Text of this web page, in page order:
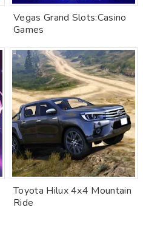
Vegas Grand Slots:Casino
Games
Toyota Hilux 4x4 Mountain
Ride